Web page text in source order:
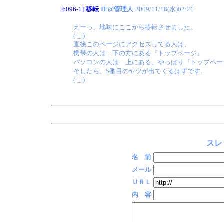
[6096-1] 移転 IE@管理人 2009/11/18(水)02:21
えーっ、地味にここから移転させました。
(-_-)
直接このページにアクセスしてる人は、
携帯の人は…下の方にある『トップページ』
パソコンの人は…上にある、やっぱり『トップペ
そしたら、5番目のヤツが出てくるはずです。
(-_-)
ス
名 前
メール
ＵＲＬ
内 容